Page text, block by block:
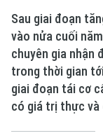
Sau giai đoạn
vào nửa cuối
chuyên gia nhận
trong thời gian
giai đoạn tái cơ
có giá trị thực và